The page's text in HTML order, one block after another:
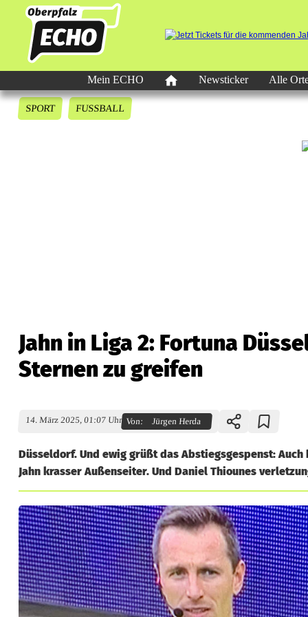
Mein ECHO Newsticker Alle
SPORT FUSSBALL
Jahn in Liga 2: Fortuna
Sternen zu greifen
14. März 2025, 01:07 Uhr Von: Jürgen Herda
Düsseldorf. Und ewig grüßt das Abstiegsgespenst:
Jahn krasser Außenseiter. Und Daniel Thiounes
J
a
h
n